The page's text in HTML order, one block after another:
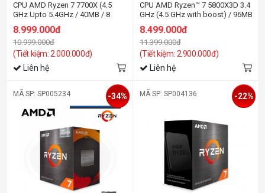
CPU AMD Ryzen 7 7700X (4.5
GHz Upto 5.4GHz / 40MB / 8
Cores, 16 Threads / 105W /
Socket AM5)
8.999.000đ
10.999.000đ
(Tiết kiệm: 2.000.000đ)
Liên hệ
CPU AMD Ryzen™ 7 5800X3D 3.4
GHz (4.5 GHz with boost) / 96MB
cache / 8 cores 16 threads /
socket AM4 / 105 W)
8.499.000đ
11.399.000đ
(Tiết kiệm: 2.900.000đ)
Liên hệ
MÃ SP: SP005234 -34% MÃ SP: SP004136 -22%